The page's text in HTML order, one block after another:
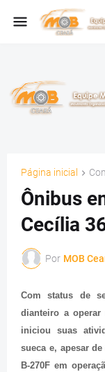
Página inicial
Ônibus
Cecília
Por MOB
Com status de
dianteiro a operar
iniciou suas
sueca e, apesar
B-270F em